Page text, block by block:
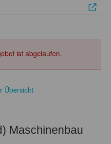
ist abgelaufen.
Übersicht
Maschinenbau